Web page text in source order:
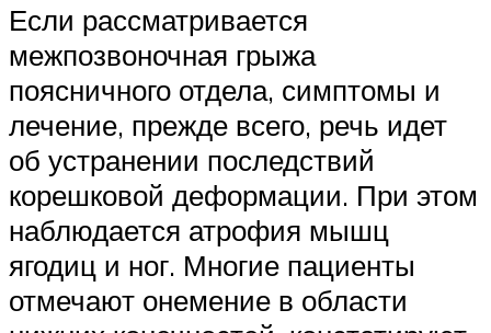
Если рассматривается
межпозвоночная грыжа
поясничного отдела, симптомы и
лечение, прежде всего, речь идет
об устранении последствий
корешковой деформации. При этом
наблюдается атрофия мышц
ягодиц и ног. Многие пациенты
отмечают онемение в области